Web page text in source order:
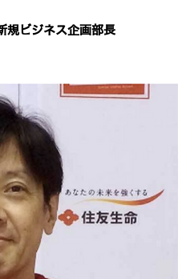
ビジネス企画部長